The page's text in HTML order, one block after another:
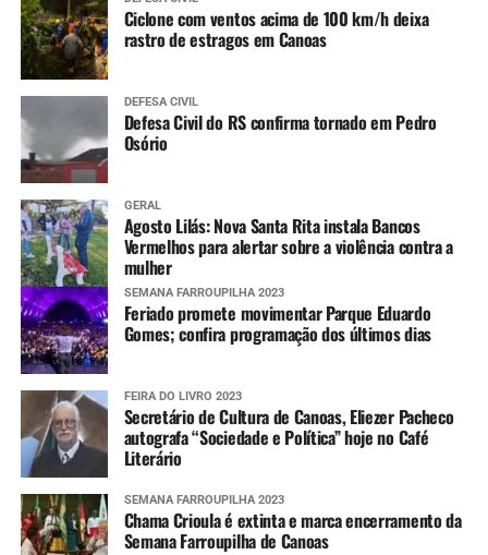
Ciclone com ventos acima de 100 km/h deixa
rastro de estragos em Canoas
DEFESA CIVIL
Defesa Civil do RS confirma tornado em Pedro
Osório
GERAL
Agosto Lilás: Nova Santa Rita instala Bancos
Vermelhos para alertar sobre a violência contra a
mulher
SEMANA FARROUPILHA 2023
Feriado promete movimentar Parque Eduardo
Gomes; confira programação dos últimos dias
FEIRA DO LIVRO 2023
Secretário de Cultura de Canoas, Eliezer Pacheco
autografa “Sociedade e Política” hoje no Café
Literário
SEMANA FARROUPILHA 2023
Chama Crioula é extinta e marca encerramento da
Semana Farroupilha de Canoas